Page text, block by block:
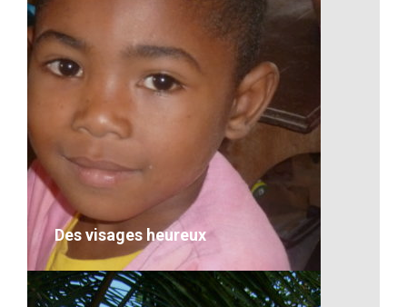
Les falaises malgaches
VOIR LE DÉTAIL
Des visages heureux